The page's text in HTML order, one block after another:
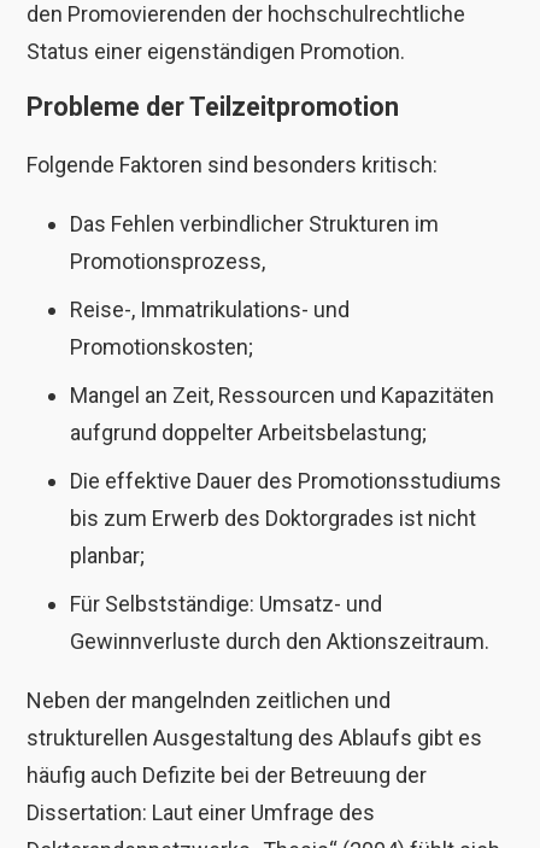
den Promovierenden der hochschulrechtliche
Status einer eigenständigen Promotion.
Probleme der Teilzeitpromotion
Folgende Faktoren sind besonders kritisch:
Das Fehlen verbindlicher Strukturen im
Promotionsprozess,
Reise-, Immatrikulations- und
Promotionskosten;
Mangel an Zeit, Ressourcen und Kapazitäten
aufgrund doppelter Arbeitsbelastung;
Die effektive Dauer des Promotionsstudiums
bis zum Erwerb des Doktorgrades ist nicht
planbar;
Für Selbstständige: Umsatz- und
Gewinnverluste durch den Aktionszeitraum.
Neben der mangelnden zeitlichen und
strukturellen Ausgestaltung des Ablaufs gibt es
häufig auch Defizite bei der Betreuung der
Dissertation: Laut einer Umfrage des